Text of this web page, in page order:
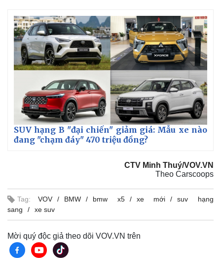
Pháp luật
SUV hạng B "đại chiến" giảm giá: Mẫu xe nào
đang "chạm đáy" 470 triệu đồng?
CTV Minh Thuý/VOV.VN
Theo Carscoops
Tag: VOV BMW bmw x5 xe mới
suv hạng
sang
xe suv
Mời quý độc giả theo dõi VOV.VN trên